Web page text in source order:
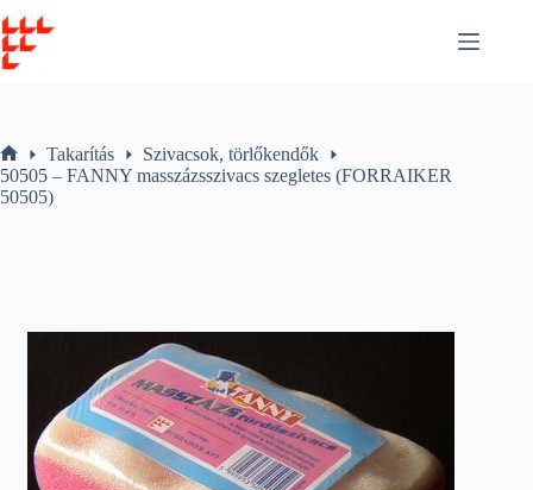
to
content
Home
Takarítás
Szivacsok, törlőkendők
50505 – FANNY masszázsszivacs szegletes (FORRAIKER
50505)